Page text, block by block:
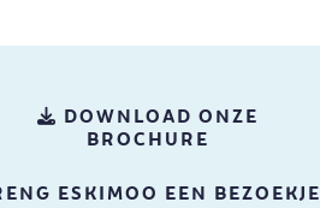
DOWNLOAD ONZE
BROCHURE
ESKIMOO EEN BEZOEKJE